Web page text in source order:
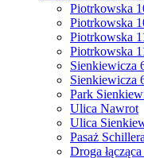
Piotrkowska
Piotrkowska
Piotrkowska
Piotrkowska
Sienkiewicza
Sienkiewicza
Park
Ulica Nawrot
Ulica
Pasaż Schillera
Droga